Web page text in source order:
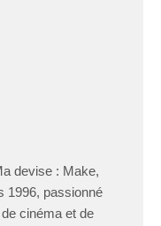
devise : Make,
1996, passionné
cinéma et de